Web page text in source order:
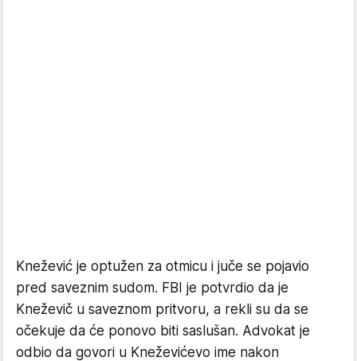
Knežević je optužen za otmicu i juče se pojavio
pred saveznim sudom. FBI je potvrdio da je
Kneževič u saveznom pritvoru, a rekli su da se
očekuje da će ponovo biti saslušan. Advokat je
odbio da govori u Kneževićevo ime nakon